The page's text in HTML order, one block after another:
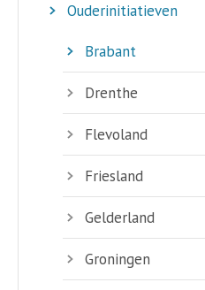
Ouderinitiatieven
Brabant
Drenthe
Flevoland
Friesland
Gelderland
Groningen